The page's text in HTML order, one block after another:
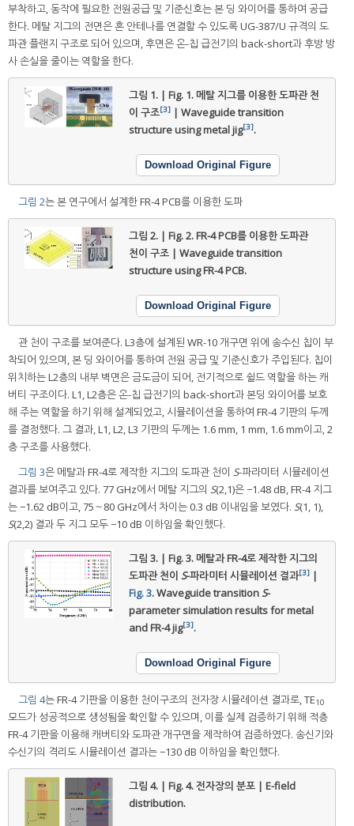
부착하고, 동작에 필요한 전원공급 및 기준신호는 본 딩 와이어를 통하여 공급
한다. 메탈 지그의 전면은 혼 안테나를 연결할 수 있도록 UG-387/U 규격의 도
파관 플랜지 구조로 되어 있으며, 후면은 온-칩 급전기의 back-short과 후방 방
사 손실을 줄이는 역할을 한다.
그림 1. | Fig. 1.메탈 지그를 이용한 도파관 천
이 구조[3]| Waveguide transition
structure using metal jig[3].
Download Original Figure
그림 2는 본 연구에서 설계한 FR-4 PCB를 이용한 도파
그림 2. | Fig. 2.FR-4 PCB를 이용한 도파관
천이 구조 | Waveguide transition
structure using FR-4 PCB.
Download Original Figure
관 천이 구조를 보여준다. L3층에 설계된 WR-10 개구면 위에 송수신 칩이 부
착되어 있으며, 본 딩 와이어를 통하여 전원 공급 및 기준신호가 주입된다. 칩이
위치하는 L2층의 내부 벽면은 금도금이 되어, 전기적으로 쉴드 역할을 하는 캐
버티 구조이다. L1, L2층은 온-칩 급전기의 back-short과 본딩 와이어를 보호
해 주는 역할을 하기 위해 설계되었고, 시뮬레이션을 통하여 FR-4 기판의 두께
를 결정했다. 그 결과, L1, L2, L3 기판의 두께는 1.6 mm, 1 mm, 1.6 mm이고, 2
층 구조를 사용했다.
그림 3은 메탈과 FR-4로 제작한 지그의 도파관 천이 S-파라미터 시뮬레이션
결과를 보여주고 있다. 77 GHz에서 메탈 지그의 S(2,1)은 −1.48 dB, FR-4 지그
는 −1.62 dB이고, 75～80 GHz에서 차이는 0.3 dB 이내임을 보였다. S(1, 1),
S(2,2) 결과 두 지그 모두 −10 dB 이하임을 확인했다.
그림 3. | Fig. 3.메탈과 FR-4로 제작한 지그의
도파관 천이 S-파라미터 시뮬레이션 결과[3]|
Fig. 3. Waveguide transitionS-
parameter simulation results for metal
and FR-4 jig[3].
Download Original Figure
그림 4는 FR-4 기판을 이용한 천이구조의 전자장 시뮬레이션 결과로, TE10
모드가 성공적으로 생성됨을 확인할 수 있으며, 이를 실제 검증하기 위해 적층
FR-4 기판을 이용해 캐버티와 도파관 개구면을 제작하여 검증하였다. 송신기와
수신기의 격리도 시뮬레이션 결과는 −130 dB 이하임을 확인했다.
그림 4. | Fig. 4.전자장의 분포 | E-field
distribution.